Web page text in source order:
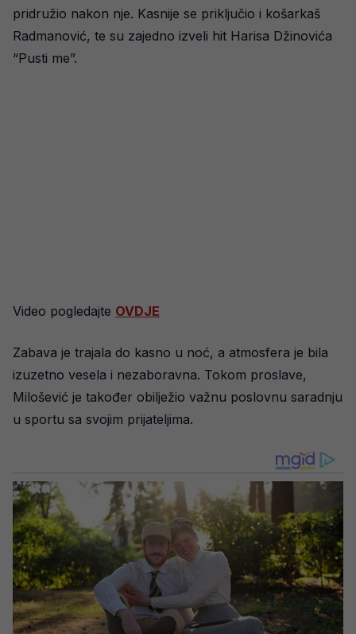
pridružio nakon nje. Kasnije se priključio i košarkaš
Radmanović, te su zajedno izveli hit Harisa Džinovića
“Pusti me”.
Video pogledajte OVDJE
Zabava je trajala do kasno u noć, a atmosfera je bila
izuzetno vesela i nezaboravna. Tokom proslave,
Milošević je također obilježio važnu poslovnu saradnju
u sportu sa svojim prijateljima.